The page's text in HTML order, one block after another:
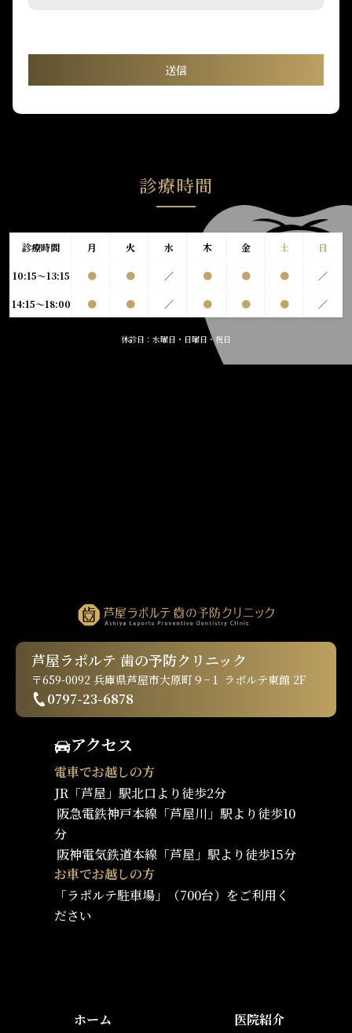
診療時間
診療時間 月 火 水 木 金 土 日
10:15～13:15 ● ● ／ ● ● ● ／
14:15～18:00 ● ● ／ ● ● ● ／
休診日：水曜日・日曜日・祝日
芦屋ラポルテ 歯の予防クリニック
〒659-0092 兵庫県芦屋市大原町９−１ ラポルテ東館 2F
0797-23-6878
アクセス
電車でお越しの方
JR「芦屋」駅北口より徒歩2分
阪急電鉄神戸本線「芦屋川」駅より徒歩10
分
阪神電気鉄道本線「芦屋」駅より徒歩15分
お車でお越しの方
「ラポルテ駐車場」（700台）をご利用く
ださい
ホーム 医院紹介